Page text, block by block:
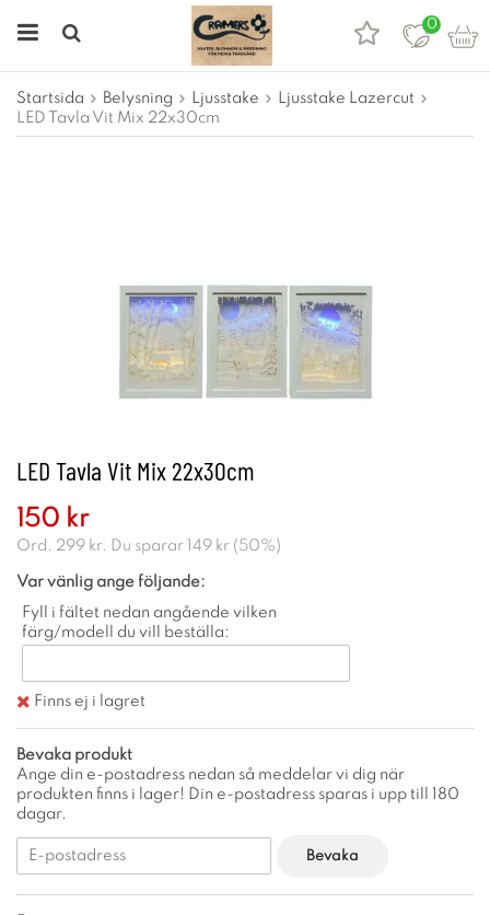
0
Startsida Belysning Ljusstake
Ljusstake Lazercut
LED Tavla Vit Mix 22x30cm
LED Tavla Vit Mix 22x30cm
150 kr
Ord. 299 kr. Du sparar 149 kr ( 50%)
Var vänlig ange följande:
Fyll i fältet nedan angående vilken
färg/modell du vill beställa:
Finns ej i lagret
Bevaka produkt
Ange din e-postadress nedan så meddelar vi dig när
produkten finns i lager! Din e-postadress sparas i upp till 180
dagar.
Bevaka